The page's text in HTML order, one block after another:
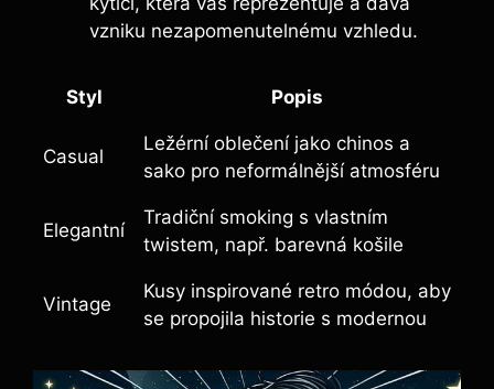
vzniku nezapomenutelnému vzhledu.
Styl Popis
Casual
Ležérní oblečení jako chinos a
sako pro neformálnější atmosféru
Elegantní
Tradiční smoking s vlastním
twistem, např. barevná košile
Vintage
Kusy inspirované retro módou, aby
se propojila historie s modernou